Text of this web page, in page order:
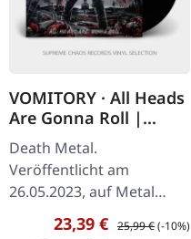
VOMITORY · All Heads
Are Gonna Roll |
BLACK LP
Death Metal.
Veröffentlicht am
26.05.2023, auf Metal
Blade Records. Schwarzes
Verkaufspreis:
23,39 € Regulärer Preis:
25,99 €(-10%)